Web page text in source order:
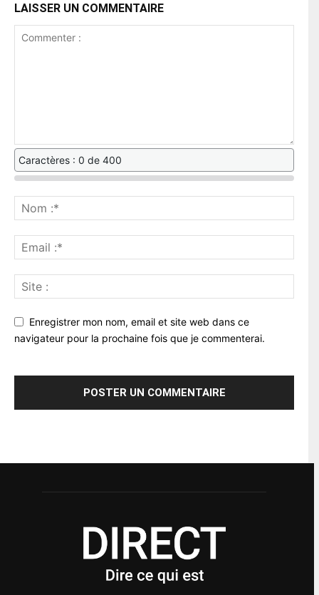
LAISSER UN COMMENTAIRE
Caractères : 0 de 400
Enregistrer mon nom, email et site web dans ce
navigateur pour la prochaine fois que je commenterai.